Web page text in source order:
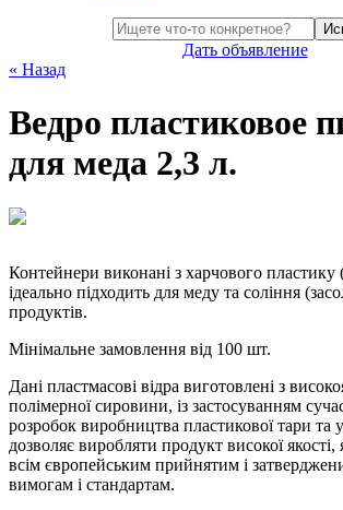
Дать объявление
« Назад
Ведро пластиковое
для меда 2,3 л.
Контейнери виконані з харчового пластику
ідеально підходить для меду та соління
продуктів.
Мінімальне замовлення від 100 шт.
Дані пластмасові відра виготовлені з
полімерної сировини, із застосуванням
розробок виробництва пластикової тари та
дозволяє виробляти продукт високої якості,
всім європейським прийнятим і
вимогам і стандартам.